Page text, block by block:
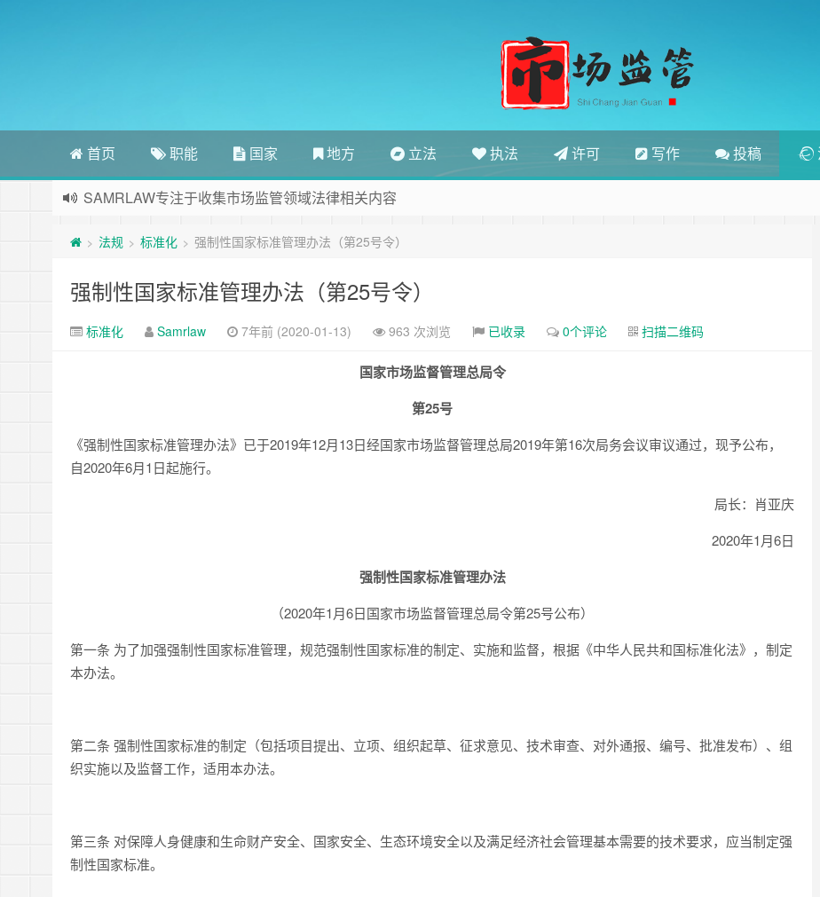
首页 职能 国家 地方 立法 执法 许可 写作 投稿
SAMRLAW专注于收集市场监管领域法律相关内容
> 法规 > 标准化 > 强制性国家标准管理办法（第25号令）
强制性国家标准管理办法（第25号令）
标准化 Samrlaw 7年前 (2020-01-13) 963 次浏览 已收录 0个评论 扫描二维码
国家市场监督管理总局令
第25号
《强制性国家标准管理办法》已于2019年12月13日经国家市场监督管理总局2019年第16次局务会议审议通过，现予公布，
自2020年6月1日起施行。
局长：肖亚庆
2020年1月6日
强制性国家标准管理办法
（2020年1月6日国家市场监督管理总局令第25号公布）
第一条 为了加强强制性国家标准管理，规范强制性国家标准的制定、实施和监督，根据《中华人民共和国标准化法》，制定
本办法。
第二条 强制性国家标准的制定（包括项目提出、立项、组织起草、征求意见、技术审查、对外通报、编号、批准发布）、组
织实施以及监督工作，适用本办法。
第三条 对保障人身健康和生命财产安全、国家安全、生态环境安全以及满足经济社会管理基本需要的技术要求，应当制定强
制性国家标准。